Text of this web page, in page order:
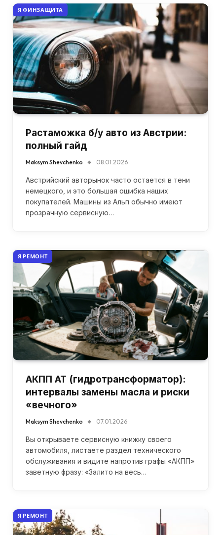
Я ФИНЗАЩИТА
Растаможка б/у авто из Австрии:
полный гайд
Maksym Shevchenko 08.01.2026
Австрийский авторынок часто остается в тени
немецкого, и это большая ошибка наших
покупателей. Машины из Альп обычно имеют
прозрачную сервисную…
Я РЕМОНТ
АКПП AT (гидротрансформатор):
интервалы замены масла и риски
«вечного»
Maksym Shevchenko 07.01.2026
Вы открываете сервисную книжку своего
автомобиля, листаете раздел технического
обслуживания и видите напротив графы «АКПП»
заветную фразу: «Залито на весь…
Я РЕМОНТ